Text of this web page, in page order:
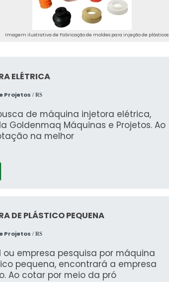
Imagem ilustrativa de Fabricação de moldes para injeção de plásticos
ELÉTRICA
Projetos / RS
de máquina injetora elétrica,
Goldenmaq Máquinas e Projetos. Ao
na melhor
DE PLÁSTICO PEQUENA
Projetos / RS
ou empresa pesquisa por máquina
pequena, encontrará a empresa
Ao cotar por meio da pró